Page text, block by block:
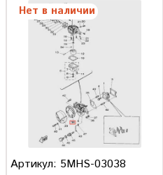
Нет в наличии
Артикул: 5MHS-03038